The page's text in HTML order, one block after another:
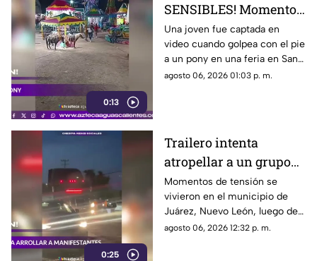
0:13
SENSIBLES! Momento
en el que mujer golpea
a un pony durante una
feria
Una joven fue captada en
video cuando golpea con el pie
a un pony en una feria en San
Luis Potosí; el hecho ha
agosto 06, 2026 01:03 p. m.
0:25
Trailero intenta
atropellar a un grupo
de personas y choca
varios vehículos
Momentos de tensión se
vivieron en el municipio de
Juárez, Nuevo León, luego de
que un trailero presuntamente
agosto 06, 2026 12:32 p. m.